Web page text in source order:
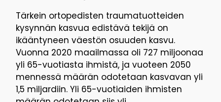
Tärkein ortopedisten traumatuotteiden
kysynnän kasvua edistävä tekijä on
ikääntyneen väestön osuuden kasvu.
Vuonna 2020 maailmassa oli 727 miljoonaa
yli 65-vuotiasta ihmistä, ja vuoteen 2050
mennessä määrän odotetaan kasvavan yli
1,5 miljardiin. Yli 65-vuotiaiden ihmisten